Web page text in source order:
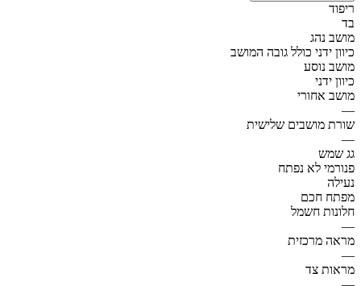
ריפוד
בד
מושב נהג
כיוון ידני כולל גובה המושב
מושב נוסע
כיוון ידני
מושב אחורי
—
שורת מושבים שלישית
—
גג שמש
פנורמי לא נפתח
נעילה
מפתח חכם
חלונות חשמל
—
מראה מרכזית
—
מראות צד